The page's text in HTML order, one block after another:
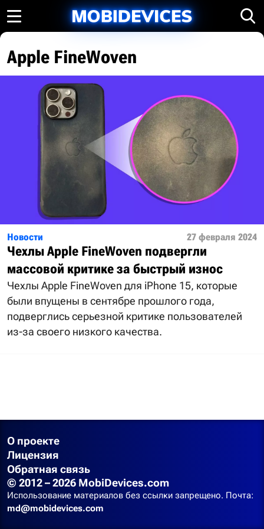
Apple FineWoven
Новости 27 февраля 2024
Чехлы Apple FineWoven подвергли
массовой критике за быстрый износ
Чехлы Apple FineWoven для iPhone 15, которые
были впущены в сентябре прошлого года,
подверглись серьезной критике пользователей
из-за своего низкого качества.
О проекте
Лицензия
Обратная связь
© 2012 – 2026 MobiDevices.com
Использование материалов без ссылки запрещено. Почта:
md@mobidevices.com